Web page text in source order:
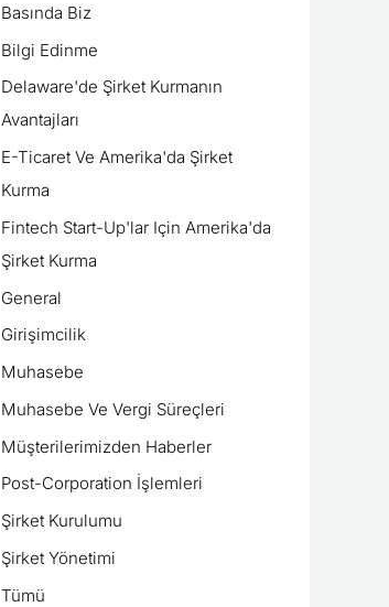
Basında Biz
Bilgi Edinme
Delaware'de Şirket Kurmanın
Avantajları
E-Ticaret Ve Amerika'da Şirket
Kurma
Fintech Start-Up'lar Için Amerika'da
Şirket Kurma
General
Girişimcilik
Muhasebe
Muhasebe Ve Vergi Süreçleri
Müşterilerimizden Haberler
Post-Corporation İşlemleri
Şirket Kurulumu
Şirket Yönetimi
Tümü